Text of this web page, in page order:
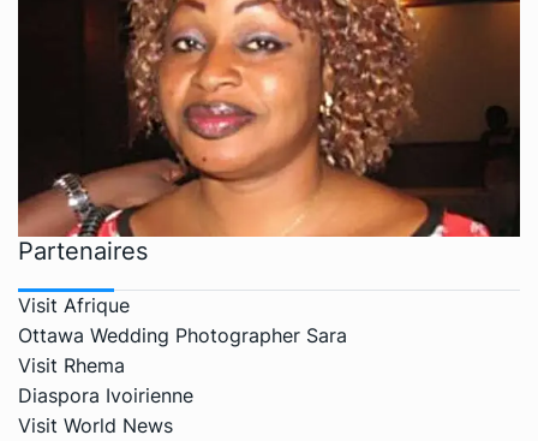
Partenaires
Visit Afrique
Ottawa Wedding Photographer Sara
Visit Rhema
Diaspora Ivoirienne
Visit World News